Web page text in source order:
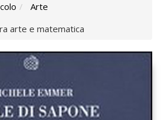
Arte
arte e matematica